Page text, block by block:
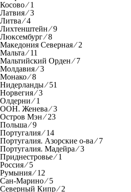
Косово ⁄ 1
Латвия ⁄ 3
Литва ⁄ 4
Лихтенштейн ⁄ 9
Люксембург ⁄ 8
Македония Северная ⁄ 2
Мальта ⁄ 11
Мальтийский Орден ⁄ 7
Молдавия ⁄ 3
Монако ⁄ 8
Нидерланды ⁄ 51
Норвегия ⁄ 3
Олдерни ⁄ 1
ООН. Женева ⁄ 3
Остров Мэн ⁄ 23
Польша ⁄ 9
Португалия ⁄ 14
Португалия. Азорские о-ва ⁄ 7
Португалия. Мадейра ⁄ 3
Приднестровье ⁄ 1
Россия ⁄ 5
Румыния ⁄ 12
Сан-Марино ⁄ 5
Северный Кипр ⁄ 2